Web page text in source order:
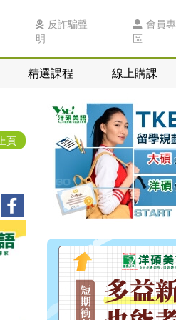
反詐騙聲
明
會員專
區
精選課程 線上購課
頁